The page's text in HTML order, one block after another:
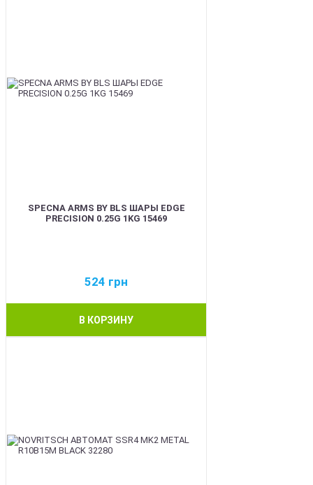
SPECNA ARMS BY BLS ШАРЫ EDGE
PRECISION 0.25G 1KG 15469
524 грн
В КОРЗИНУ